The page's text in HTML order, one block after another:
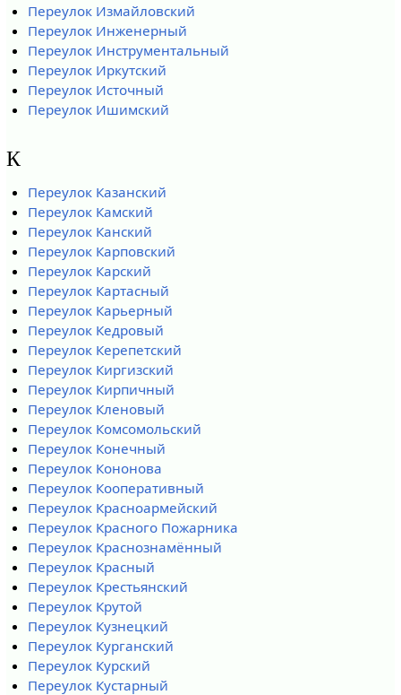
Переулок Измайловский
Переулок Инженерный
Переулок Инструментальный
Переулок Иркутский
Переулок Источный
Переулок Ишимский
К
Переулок Казанский
Переулок Камский
Переулок Канский
Переулок Карповский
Переулок Карский
Переулок Картасный
Переулок Карьерный
Переулок Кедровый
Переулок Керепетский
Переулок Киргизский
Переулок Кирпичный
Переулок Кленовый
Переулок Комсомольский
Переулок Конечный
Переулок Кононова
Переулок Кооперативный
Переулок Красноармейский
Переулок Красного Пожарника
Переулок Краснознамённый
Переулок Красный
Переулок Крестьянский
Переулок Крутой
Переулок Кузнецкий
Переулок Курганский
Переулок Курский
Переулок Кустарный